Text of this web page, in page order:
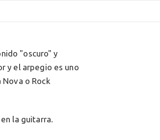
"oscuro" y
y el arpegio es uno
o Rock
la guitarra.